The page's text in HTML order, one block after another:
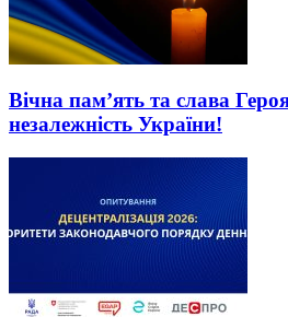
Вічна пам’ять та слава
незалежність України!